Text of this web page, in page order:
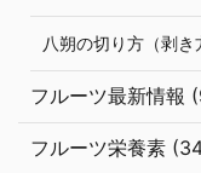
八朔の切り方（剥き
フルーツ最新情報
フルーツ栄養素